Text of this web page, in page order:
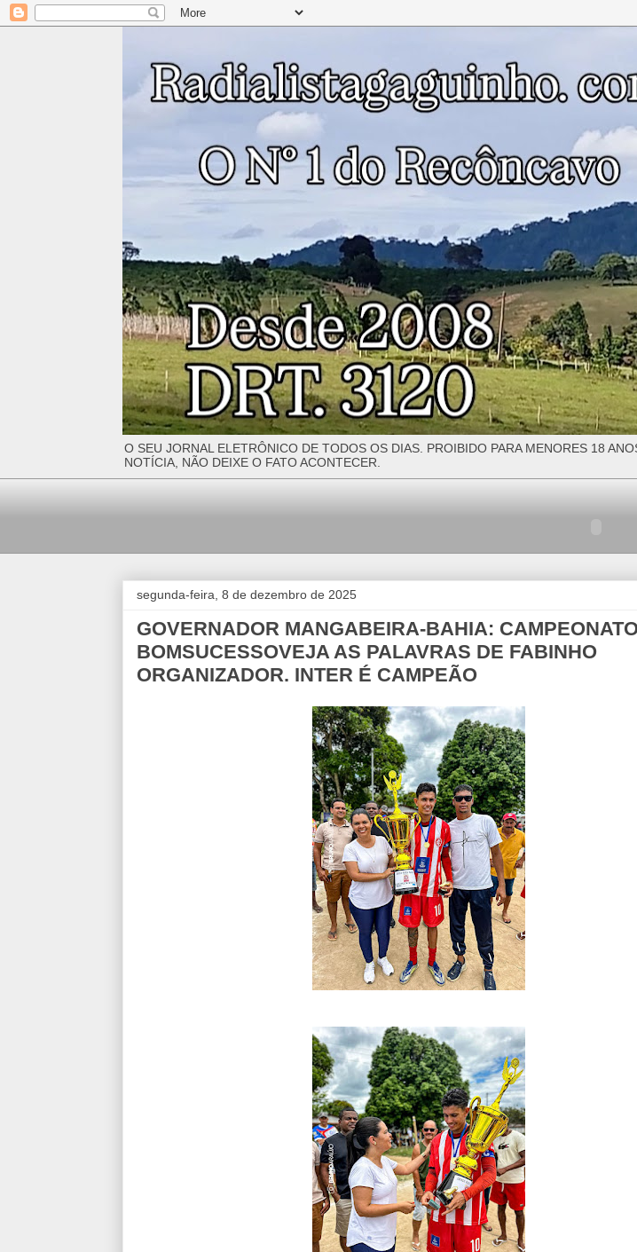
O SEU JORNAL ELETRÔNICO DE TODOS OS DIAS. PROIBIDO PARA MENORES 18
NOTÍCIA, NÃO DEIXE O FATO ACONTECER.
segunda-feira, 8 de dezembro de 2025
GOVERNADOR MANGABEIRA-BAHIA:
BOMSUCESSOVEJA AS PALAVRAS DE FABINHO
ORGANIZADOR. INTER É CAMPEÃO